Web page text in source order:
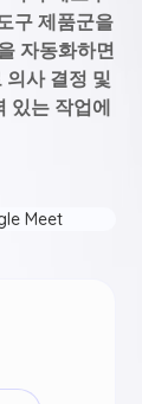
구 제품군을
자동화하면
의사 결정 및
있는 작업에